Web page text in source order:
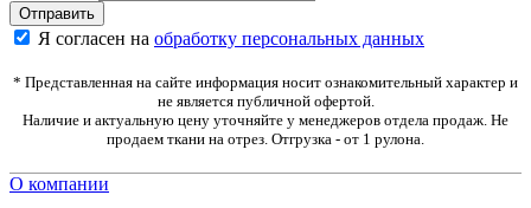
Я согласен на обработку персональных данных
* Представленная на сайте информация носит ознакомительный характер и
не является публичной офертой.
Наличие и актуальную цену уточняйте у менеджеров отдела продаж. Не
продаем ткани на отрез. Отгрузка - от 1 рулона.
О компании